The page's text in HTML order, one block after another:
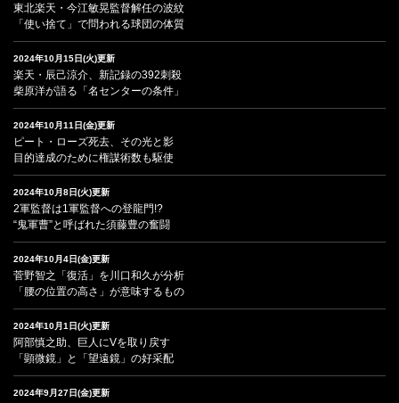
東北楽天・今江敏晃監督解任の波紋
「使い捨て」で問われる球団の体質
2024年10月15日(火)更新
楽天・辰己涼介、新記録の392刺殺
柴原洋が語る「名センターの条件」
2024年10月11日(金)更新
ピート・ローズ死去、その光と影
目的達成のために権謀術数も駆使
2024年10月8日(火)更新
2軍監督は1軍監督への登龍門!?
“鬼軍曹”と呼ばれた須藤豊の奮闘
2024年10月4日(金)更新
菅野智之「復活」を川口和久が分析
「腰の位置の高さ」が意味するもの
2024年10月1日(火)更新
阿部慎之助、巨人にVを取り戻す
「顕微鏡」と「望遠鏡」の好采配
2024年9月27日(金)更新